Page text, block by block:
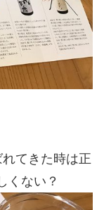
てきた時は正
くない？